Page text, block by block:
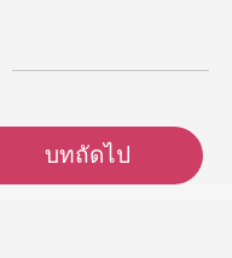
บทถัดไป